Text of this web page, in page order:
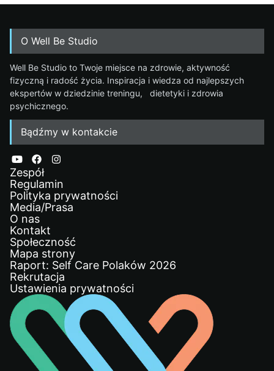
O Well Be Studio
Well Be Studio to Twoje miejsce na zdrowie, aktywność
fizyczną i radość życia. Inspiracja i wiedza od najlepszych
ekspertów w dziedzinie treningu, dietetyki i zdrowia
psychicznego.
Bądźmy w kontakcie
Zespół
Regulamin
Polityka prywatności
Media/Prasa
O nas
Kontakt
Społeczność
Mapa strony
Raport: Self Care Polaków 2026
Rekrutacja
Ustawienia prywatności